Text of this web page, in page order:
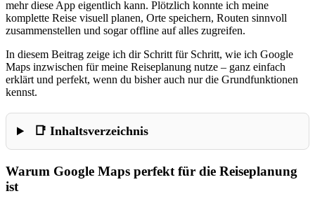
mehr diese App eigentlich kann. Plötzlich konnte ich meine
komplette Reise visuell planen, Orte speichern, Routen sinnvoll
zusammenstellen und sogar offline auf alles zugreifen.
In diesem Beitrag zeige ich dir Schritt für Schritt, wie ich Google
Maps inzwischen für meine Reiseplanung nutze – ganz einfach
erklärt und perfekt, wenn du bisher auch nur die Grundfunktionen
kennst.
📑 Inhaltsverzeichnis
Warum Google Maps perfekt für die Reiseplanung
ist